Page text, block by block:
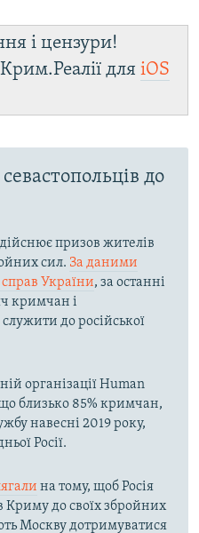
і цензури!
Крим.Реалії для iOS
до
призов жителів
сил. За даними
України, за останні
кримчан і
до російської
організації Human
близько 85% кримчан,
навесні 2019 року,
Росії.
на тому, щоб Росія
до своїх збройних
Москву дотримуватися